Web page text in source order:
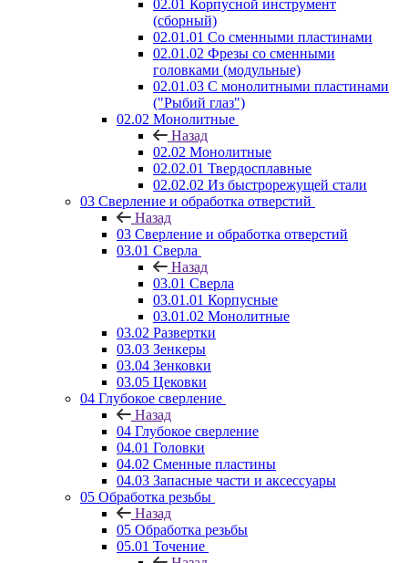
02.01 Корпусной инструмент
(сборный)
02.01.01 Со сменными пластинами
02.01.02 Фрезы со сменными
головками (модульные)
02.01.03 С монолитными пластинами
("Рыбий глаз")
02.02 Монолитные
Назад
02.02 Монолитные
02.02.01 Твердосплавные
02.02.02 Из быстрорежущей стали
03 Сверление и обработка отверстий
Назад
03 Сверление и обработка отверстий
03.01 Сверла
Назад
03.01 Сверла
03.01.01 Корпусные
03.01.02 Монолитные
03.02 Развертки
03.03 Зенкеры
03.04 Зенковки
03.05 Цековки
04 Глубокое сверление
Назад
04 Глубокое сверление
04.01 Головки
04.02 Сменные пластины
04.03 Запасные части и аксессуары
05 Обработка резьбы
Назад
05 Обработка резьбы
05.01 Точение